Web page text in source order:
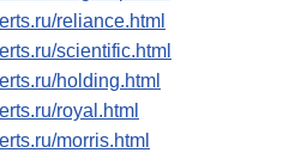
reliance.html
scientific.html
holding.html
royal.html
morris.html